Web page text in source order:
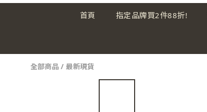
首頁 指定品牌買2件88折!
全部商品 / 最新現貨